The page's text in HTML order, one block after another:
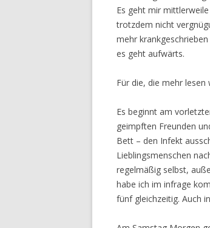
Es geht mir
trotzdem nicht
mehr
es geht aufwärts.
Für die, die mehr
Es beginnt am
geimpften Freunden
Bett – den Infekt
Lieblingsmenschen
regelmäßig selbst,
habe ich im infrage
fünf gleichzeitig. Auch